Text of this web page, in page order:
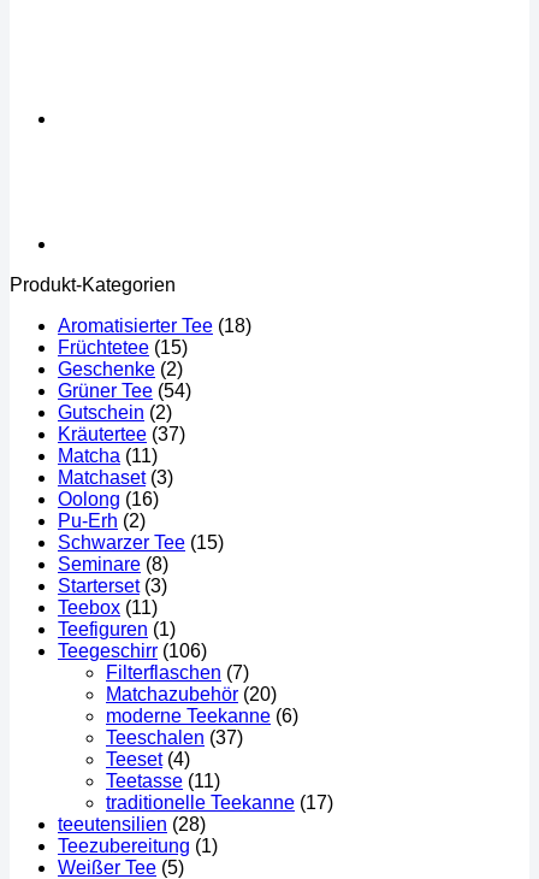
Produkt-Kategorien
Aromatisierter Tee (18)
Früchtetee (15)
Geschenke (2)
Grüner Tee (54)
Gutschein (2)
Kräutertee (37)
Matcha (11)
Matchaset (3)
Oolong (16)
Pu-Erh (2)
Schwarzer Tee (15)
Seminare (8)
Starterset (3)
Teebox (11)
Teefiguren (1)
Teegeschirr (106)
Filterflaschen (7)
Matchazubehör (20)
moderne Teekanne (6)
Teeschalen (37)
Teeset (4)
Teetasse (11)
traditionelle Teekanne (17)
teeutensilien (28)
Teezubereitung (1)
Weißer Tee (5)